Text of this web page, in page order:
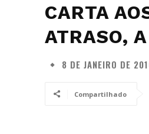
CARTA
ATRASO,
8 DE JANEIRO DE
Compartilhado